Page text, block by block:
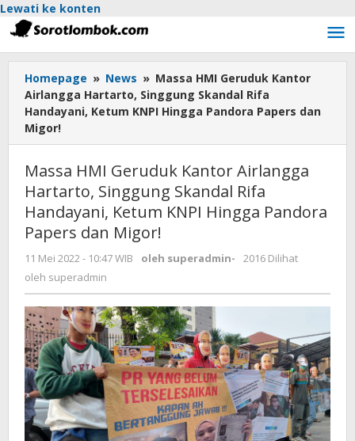
Lewati ke konten
Homepage » News » Massa HMI Geruduk Kantor
Airlangga Hartarto, Singgung Skandal Rifa
Handayani, Ketum KNPI Hingga Pandora Papers dan
Migor!
Massa HMI Geruduk Kantor Airlangga
Hartarto, Singgung Skandal Rifa
Handayani, Ketum KNPI Hingga Pandora
Papers dan Migor!
11 Mei 2022 - 10:47 WIB oleh superadmin-
2016 Dilihat
oleh superadmin